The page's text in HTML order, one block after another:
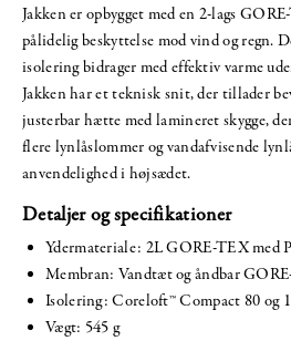
Jakken er opbygget med en 2-lags
pålidelig beskyttelse mod vind og regn.
isolering bidrager med effektiv varme
Jakken har et teknisk snit, der tillader
justerbar hætte med lamineret skygge,
flere lynlåslommer og vandafvisende
anvendelighed i højsædet.
Detaljer og specifikationer
Ydermateriale: 2L GORE-TEX
Membran: Vandtæt og åndbar
Isolering: Coreloft™ Compact 80 og
Vægt: 545 g